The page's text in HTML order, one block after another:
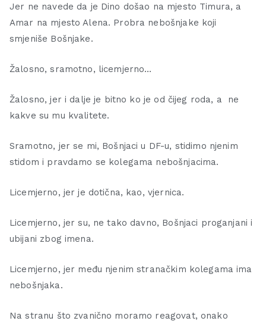
Jer ne navede da je Dino došao na mjesto Timura, a
Amar na mjesto Alena. Probra nebošnjake koji
smjeniše Bošnjake.
Žalosno, sramotno, licemjerno…
Žalosno, jer i dalje je bitno ko je od čijeg roda, a ne
kakve su mu kvalitete.
Sramotno, jer se mi, Bošnjaci u DF-u, stidimo njenim
stidom i pravdamo se kolegama nebošnjacima.
Licemjerno, jer je dotična, kao, vjernica.
Licemjerno, jer su, ne tako davno, Bošnjaci proganjani i
ubijani zbog imena.
Licemjerno, jer među njenim stranačkim kolegama ima
nebošnjaka.
Na stranu što zvanično moramo reagovat, onako